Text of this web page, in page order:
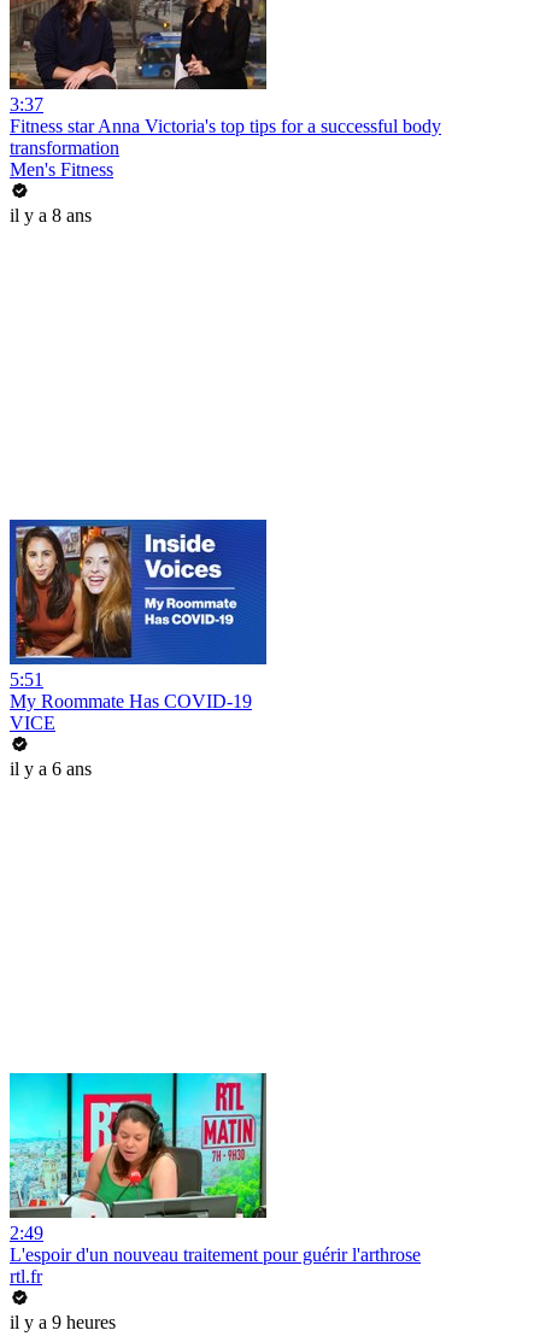
3:37
Fitness star Anna Victoria's top tips for a successful body
transformation
Men's Fitness
il y a 8 ans
5:51
My Roommate Has COVID-19
VICE
il y a 6 ans
2:49
L'espoir d'un nouveau traitement pour guérir l'arthrose
rtl.fr
il y a 9 heures